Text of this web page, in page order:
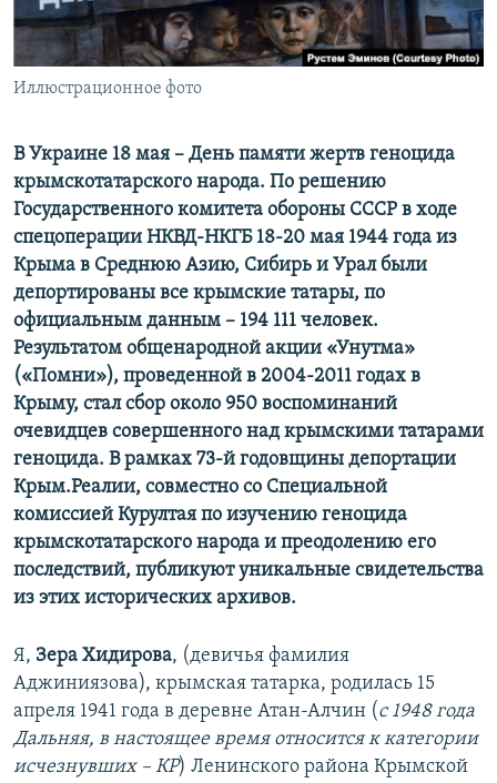
ELIFBE
УКРАИНСКАЯ ПРОБЛЕМА КРЫМА
Все сайты RFE/RL
Иллюстрационное фото
В Украине 18 мая – День памяти жертв геноцида
крымскотатарского народа. По решению
Государственного комитета обороны СССР в ходе
спецоперации НКВД-НКГБ 18-20 мая 1944 года из
Крыма в Среднюю Азию, Сибирь и Урал были
депортированы все крымские татары, по
официальным данным – 194 111 человек.
Результатом общенародной акции «Унутма»
(«Помни»), проведенной в 2004-2011 годах в
Крыму, стал сбор около 950 воспоминаний
очевидцев совершенного над крымскими татарами
геноцида. В рамках 73-й годовщины депортации
Крым.Реалии, совместно со Специальной
комиссией Курултая по изучению геноцида
крымскотатарского народа и преодолению его
последствий, публикуют уникальные свидетельства
из этих исторических архивов.
Я, Зера Хидирова, (девичья фамилия
Аджиниязова), крымская татарка, родилась 15
апреля 1941 года в деревне Атан-Алчин (с 1948 года
Дальняя, в настоящее время относится к категории
исчезнувших – КР) Ленинского района Крымской